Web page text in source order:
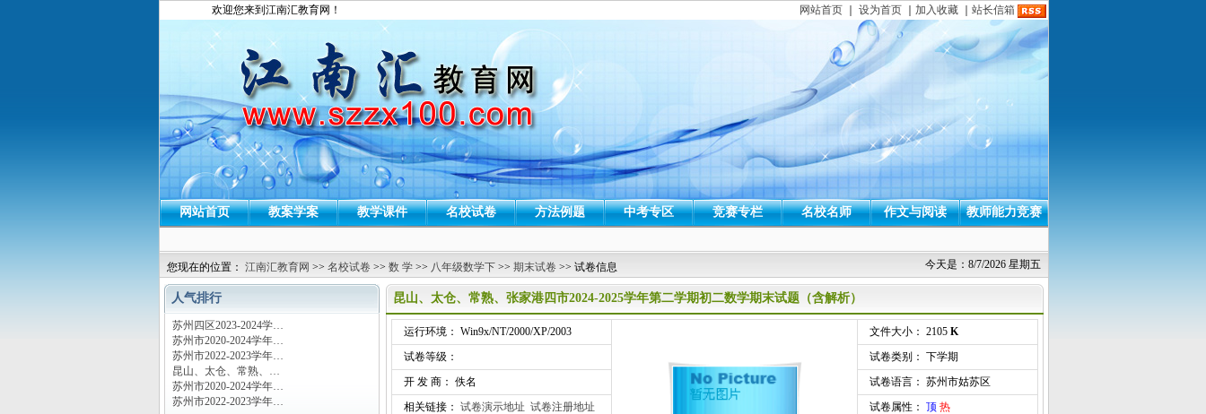
欢迎您来到江南汇教育网！ 网站首页 设为首页 加入收藏 站长信箱
网站首页 教案学案 教学课件 名校试卷 方法例题 中考专区 竞赛专栏 名校名师 作文与阅读 教师能力竞赛
今天是：8/7/2026 星期五
您现在的位置： 江南汇教育网 >> 名校试卷 >> 数 学 >> 八年级数学下 >> 期末试卷 >> 试卷信息
人气排行
苏州四区2023-2024学…
苏州市2020-2024学年…
苏州市2022-2023学年…
昆山、太仓、常熟、…
苏州市2020-2024学年…
苏州市2022-2023学年…
昆山、太仓、常熟、张家港四市2024-2025学年第二学期初二数学期末试题（含解析）
运行环境： Win9x/NT/2000/XP/2003 文件大小： 2105 K
试卷等级：
试卷类别： 下学期
开 发 商： 佚名
试卷语言： 苏州市姑苏区
相关链接： 试卷演示地址 试卷注册地址 试卷属性： 顶 热